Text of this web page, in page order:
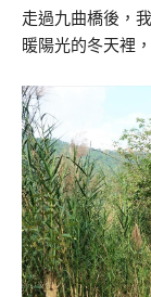
走過九曲橋後，
暖陽光的冬天裡